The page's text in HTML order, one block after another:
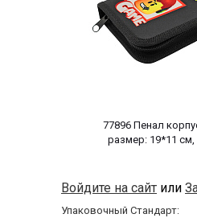
77896 Пенал
размер: 19*11 см,
Войдите на сайт или
Упаковочный Стандарт: